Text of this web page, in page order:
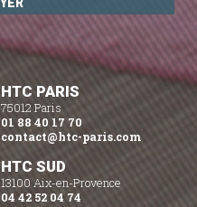
HTC PARIS
75012 Paris
01 88 40 17 70
contact@htc-paris.com
HTC SUD
13100 Aix-en-Provence
04 42 52 04 74